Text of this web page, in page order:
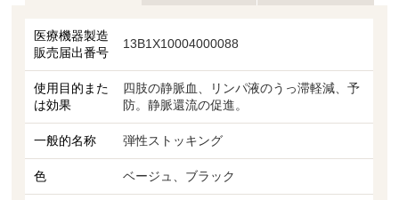
医療機器製造
販売届出番号
13B1X10004000088
使用目的また
は効果
四肢の静脈血、リンパ液のうっ滞軽減、予
防。静脈還流の促進。
一般的名称 弾性ストッキング
色 ベージュ、ブラック